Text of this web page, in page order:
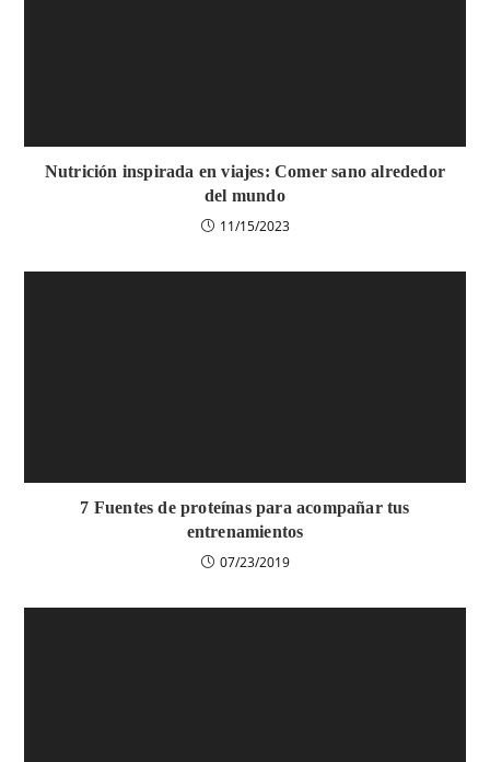
Nutrición inspirada en viajes: Comer sano alrededor
del mundo
11/15/2023
7 Fuentes de proteínas para acompañar tus
entrenamientos
07/23/2019